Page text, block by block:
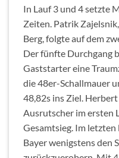
In Lauf 3 und 4 setzte
Zeiten. Patrik
Berg, folgte auf dem
Der fünfte Durchgang
Gaststarter eine
die 48er-Schallmauer
48,82s ins Ziel.
Ausrutscher im ersten
Gesamtsieg. Im
Bayer wenigstens den